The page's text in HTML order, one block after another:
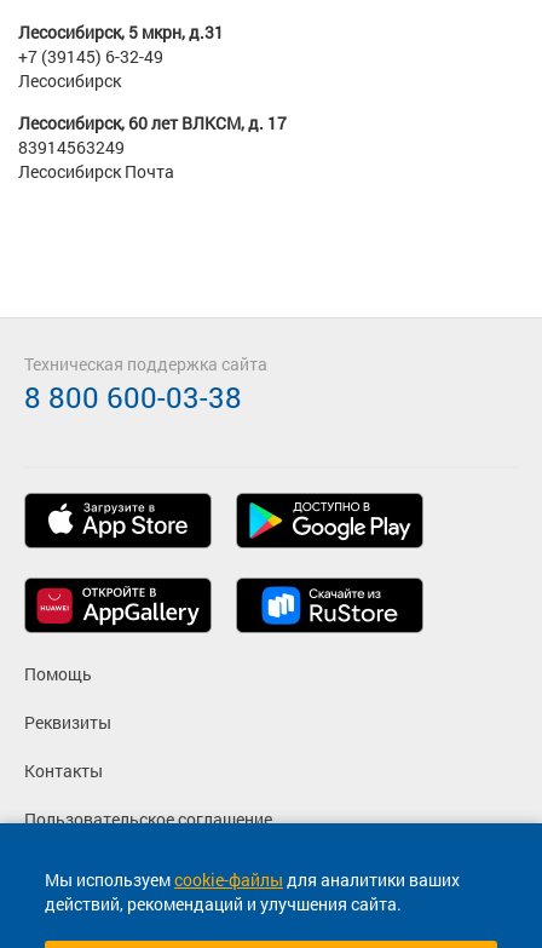
Лесосибирск, 5 мкрн, д.31
+7 (39145) 6-32-49
Лесосибирск
Лесосибирск, 60 лет ВЛКСМ, д. 17
83914563249
Лесосибирск Почта
Мы используемcookie-файлы для аналитики ваших
действий, рекомендаций и улучшения сайта.
Помощь
Реквизиты
Контакты
Пользовательское соглашение
Политика конфиденциальности
Согласие на маркетинговые сообщения
Техническая поддержка сайта
8 800 600-03-38